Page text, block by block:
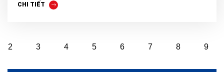
CHI TIẾT
2 3 4 5 6 7 8 9